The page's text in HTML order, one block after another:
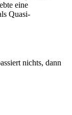
eine
Quasi-
nichts, dann